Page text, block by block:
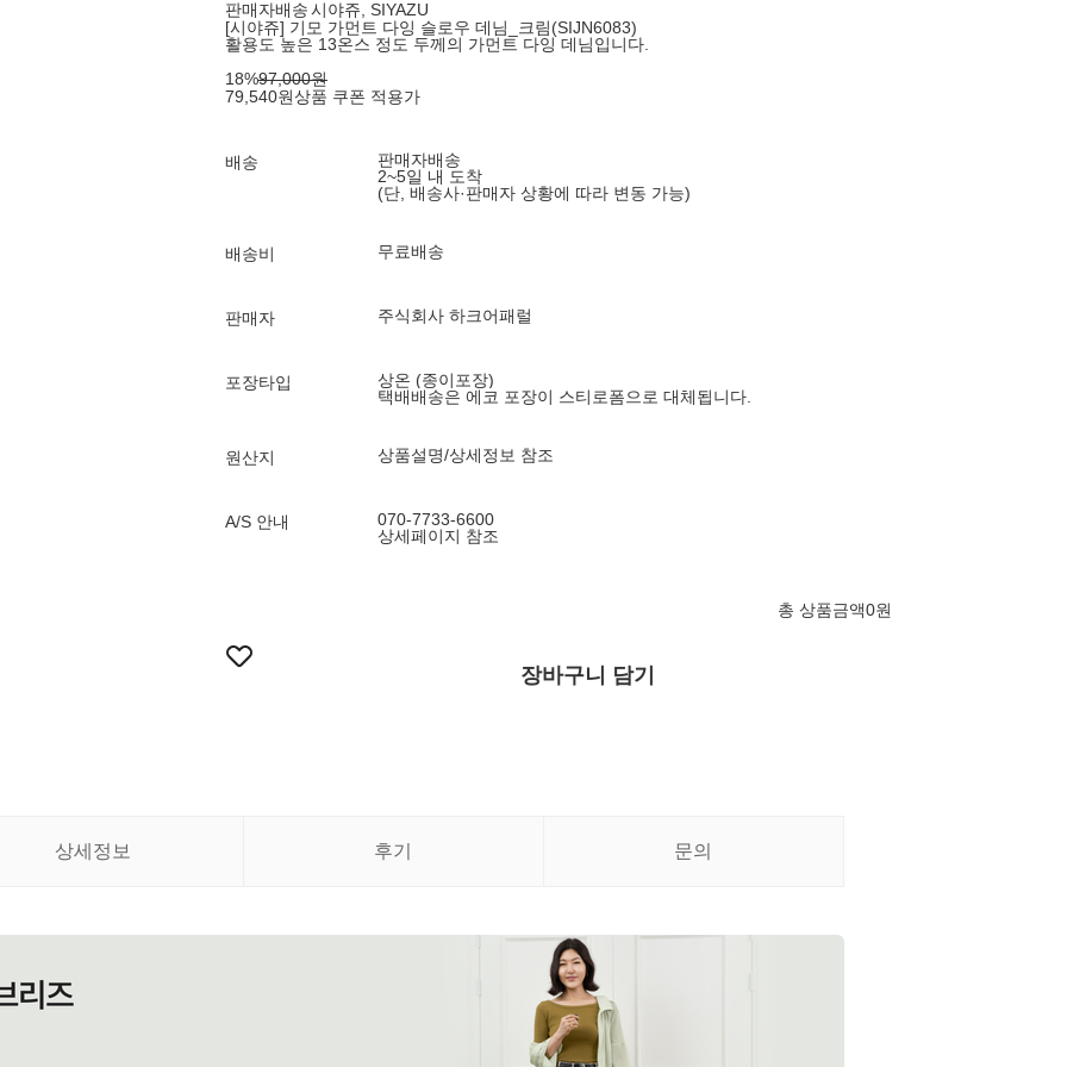
판매자배송시야쥬, SIYAZU
[시야쥬] 기모 가먼트 다잉 슬로우 데님_크림(SIJN6083)
활용도 높은 13온스 정도 두께의 가먼트 다잉 데님입니다.
18%97,000원
79,540원상품 쿠폰 적용가
배송
판매자배송
2~5일 내 도착
(단, 배송사·판매자 상황에 따라 변동 가능)
배송비 무료배송
판매자 주식회사 하크어패럴
포장타입
상온 (종이포장)
택배배송은 에코 포장이 스티로폼으로 대체됩니다.
원산지 상품설명/상세정보 참조
A/S 안내
070-7733-6600
상세페이지 참조
총 상품금액0원
장바구니 담기
상세정보 후기 문의